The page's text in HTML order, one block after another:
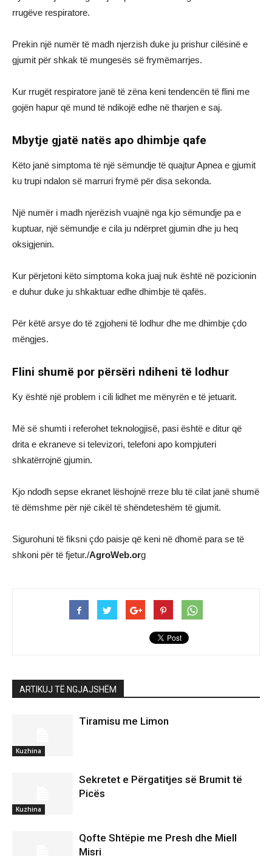
rrugëve respiratore.
Prekin një numër të madh njerzish duke ju prishur cilësinë e
gjumit për shkak të mungesës së frymëmarrjes.
Kur rrugët respiratore janë të zëna keni tendencën të flini me
gojën hapur që mund të ndikojë edhe në tharjen e saj.
Mbytje gjatë natës apo dhimbje qafe
Këto janë simptoma të një sëmundje të quajtur Apnea e gjumit
ku trupi ndalon së marruri frymë për disa sekonda.
Një numër i madh njerëzish vuajnë nga kjo sëmundje pa e
kuptuar, një sëmundje e cila ju ndërpret gjumin dhe ju heq
oksigjenin.
Kur përjetoni këto simptoma koka juaj nuk është në pozicionin
e duhur duke ju shkaktuar edhe dhimbje të qafës.
Për këtë arsye do të zgjoheni të lodhur dhe me dhimbje çdo
mëngjes.
Flini shumë por përsëri ndiheni të lodhur
Ky është një problem i cili lidhet me mënyrën e të jetuarit.
Më së shumti i referohet teknologjisë, pasi është e ditur që
drita e ekraneve si televizori, telefoni apo kompjuteri
shkatërrojnë gjumin.
Kjo ndodh sepse ekranet lëshojnë rreze blu të cilat janë shumë
të dëmshme për një cikël të shëndeteshëm të gjumit.
Sigurohuni të fiksni çdo paisje që keni në dhomë para se të
shkoni për të fjetur./AgroWeb.org
ARTIKUJ TË NGJAJSHËM
Kuzhina
Tiramisu me Limon
Kuzhina
Sekretet e Përgatitjes së Brumit të
Picës
Qofte Shtëpie me Presh dhe Miell
Misri